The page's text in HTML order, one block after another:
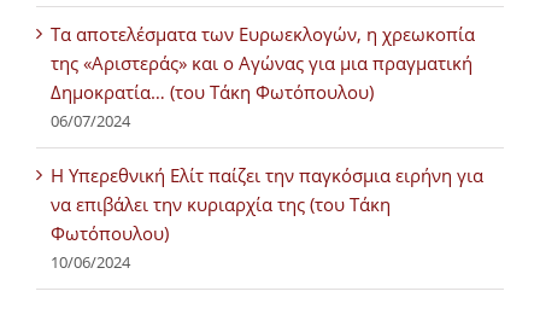
Τα αποτελέσματα των Ευρωεκλογών, η χρεωκοπία
της «Αριστεράς» και ο Αγώνας για μια πραγματική
Δημοκρατία… (του Τάκη Φωτόπουλου)
06/07/2024
H Υπερεθνική Ελίτ παίζει την παγκόσμια ειρήνη για
να επιβάλει την κυριαρχία της (του Τάκη
Φωτόπουλου)
10/06/2024